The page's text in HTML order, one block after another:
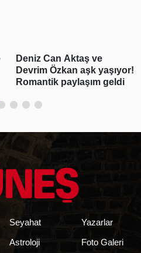
Yoğun bakıma kaldırılan
Cansever'den haber var!
Açıklama geldi
Seyahat
Astroloji
Yazarlar
Foto Galeri